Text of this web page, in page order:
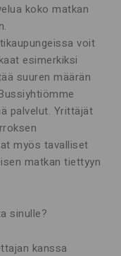
koko matkan
voit
esimerkiksi
suuren määrän
palvelut. Yrittäjät
myös tavalliset
matkan tiettyyn
sinulle?
kanssa